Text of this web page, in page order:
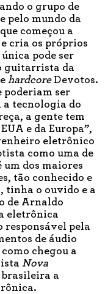
o grupo de
pelo mundo da
começou a
cria os próprios
pode ser
guitarrista da
hardcoreDevotos.
poderiam ser
a tecnologia do
a gente tem
e da Europa”,
eletrônico
como uma de
um dos maiores
tão conhecido e
tinha o ouvido e a
de Arnaldo
eletrônica
responsável pela
de áudio
chegou a
Nova
a